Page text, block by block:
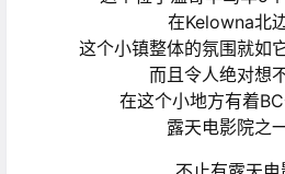
在Kelowna北
这个小镇整体的氛围就如
而且令人绝对想
在这个小地方有着
露天电影院之